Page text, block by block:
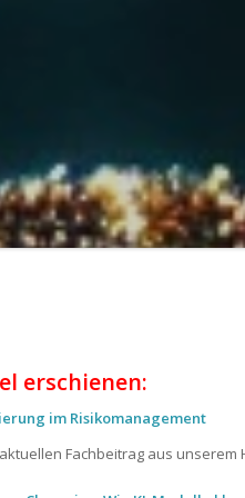
erschienen:
im Risikomanagement
Fachbeitrag aus unserem